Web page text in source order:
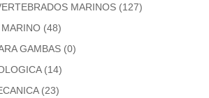
MARINOS (127)
(48)
GAMBAS (0)
(14)
(23)